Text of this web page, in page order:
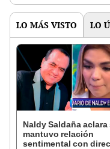
LO MÁS VISTO LO
Naldy Saldaña aclara
mantuvo relación
sentimental con